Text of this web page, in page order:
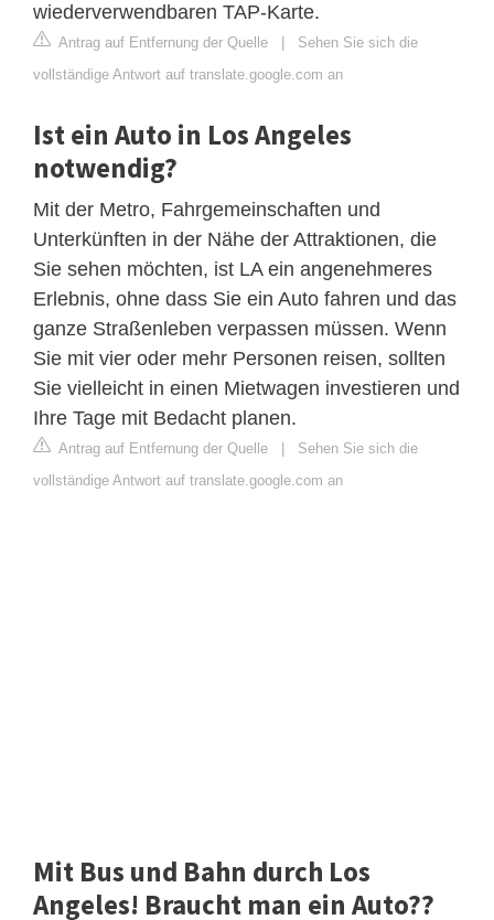
wiederverwendbaren TAP-Karte.
Antrag auf Entfernung der Quelle
Sehen Sie sich die
vollständige Antwort auf translate.google.com an
Ist ein Auto in Los Angeles
notwendig?
Mit der Metro, Fahrgemeinschaften und
Unterkünften in der Nähe der Attraktionen, die
Sie sehen möchten, ist LA ein angenehmeres
Erlebnis, ohne dass Sie ein Auto fahren und das
ganze Straßenleben verpassen müssen. Wenn
Sie mit vier oder mehr Personen reisen, sollten
Sie vielleicht in einen Mietwagen investieren und
Ihre Tage mit Bedacht planen.
Antrag auf Entfernung der Quelle
Sehen Sie sich die
vollständige Antwort auf translate.google.com an
Mit Bus und Bahn durch Los
Angeles! Braucht man ein Auto??